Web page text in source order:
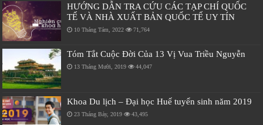
HƯỚNG DẪN TRA CỨU CÁC TẠP CHÍ QUỐC
TẾ VÀ NHÀ XUẤT BẢN QUỐC TẾ UY TÍN
10 Tháng Tám, 2022 71,764
Tóm Tắt Cuộc Đời Của 13 Vị Vua Triều Nguyễn
13 Tháng Mười, 2019 44,047
Khoa Du lịch – Đại học Huế tuyển sinh năm 2019
23 Tháng Bảy, 2019 43,495